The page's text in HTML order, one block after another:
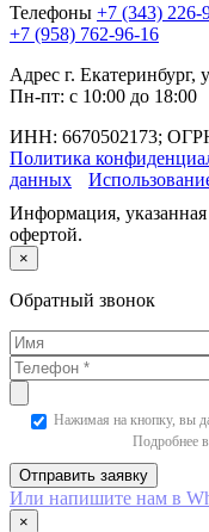
Телефоны +7 (343) 226-
+7 (958) 762-96-16
Адрес г.
Пн-пт: с 10:00 до 18:00
ИНН: 6670502173;
Политика
данных
Информация, указанная
офертой.
×
Обратный звонок
Нажимая на кнопку, вы
Подробнее в
Или напишите нам в
×